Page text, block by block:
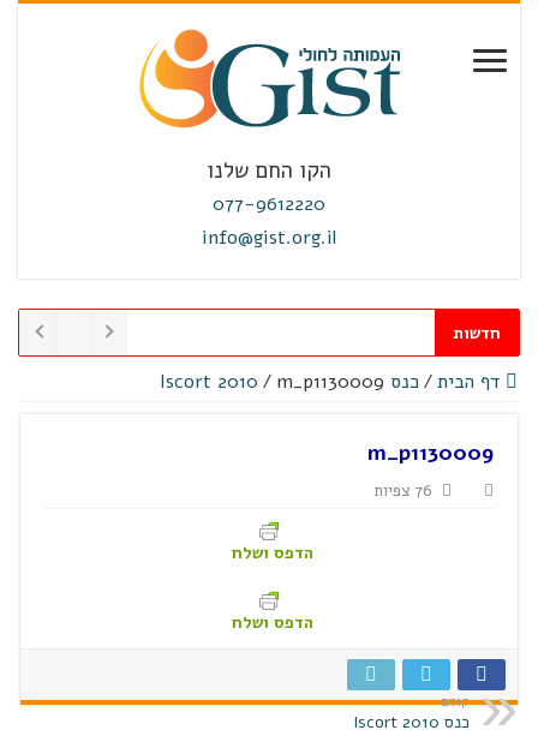
הקו החם שלנו
077-9612220
info@gist.org.il
חדשות
דף הבית/ כנס Iscort 2010 / m_p1130009
m_p1130009
76 צפיות
הדפס ושלח
הדפס ושלח
קודם
כנס Iscort 2010